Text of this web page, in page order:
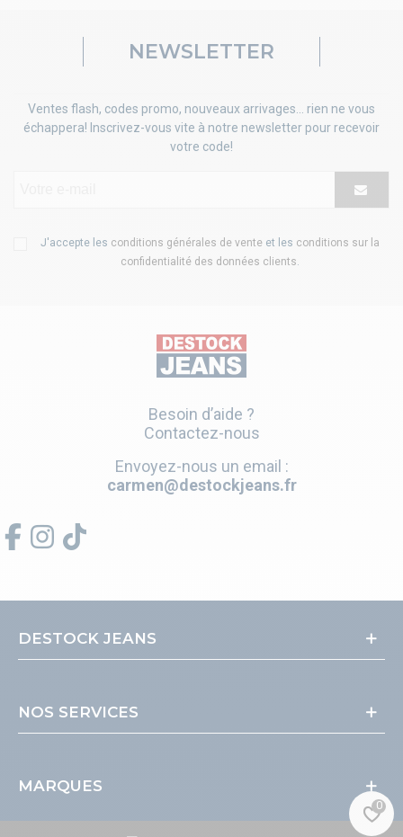
NEWSLETTER
Ventes flash, codes promo, nouveaux arrivages... rien ne vous
échappera! Inscrivez-vous vite à notre newsletter pour recevoir
votre code!
J'accepte les conditions générales de vente et les conditions sur la
confidentialité des données clients
Besoin d’aide ?
Contactez-nous
Envoyez-nous un email :
carmen@destockjeans.fr
DESTOCK JEANS
NOS SERVICES
MARQUES
0